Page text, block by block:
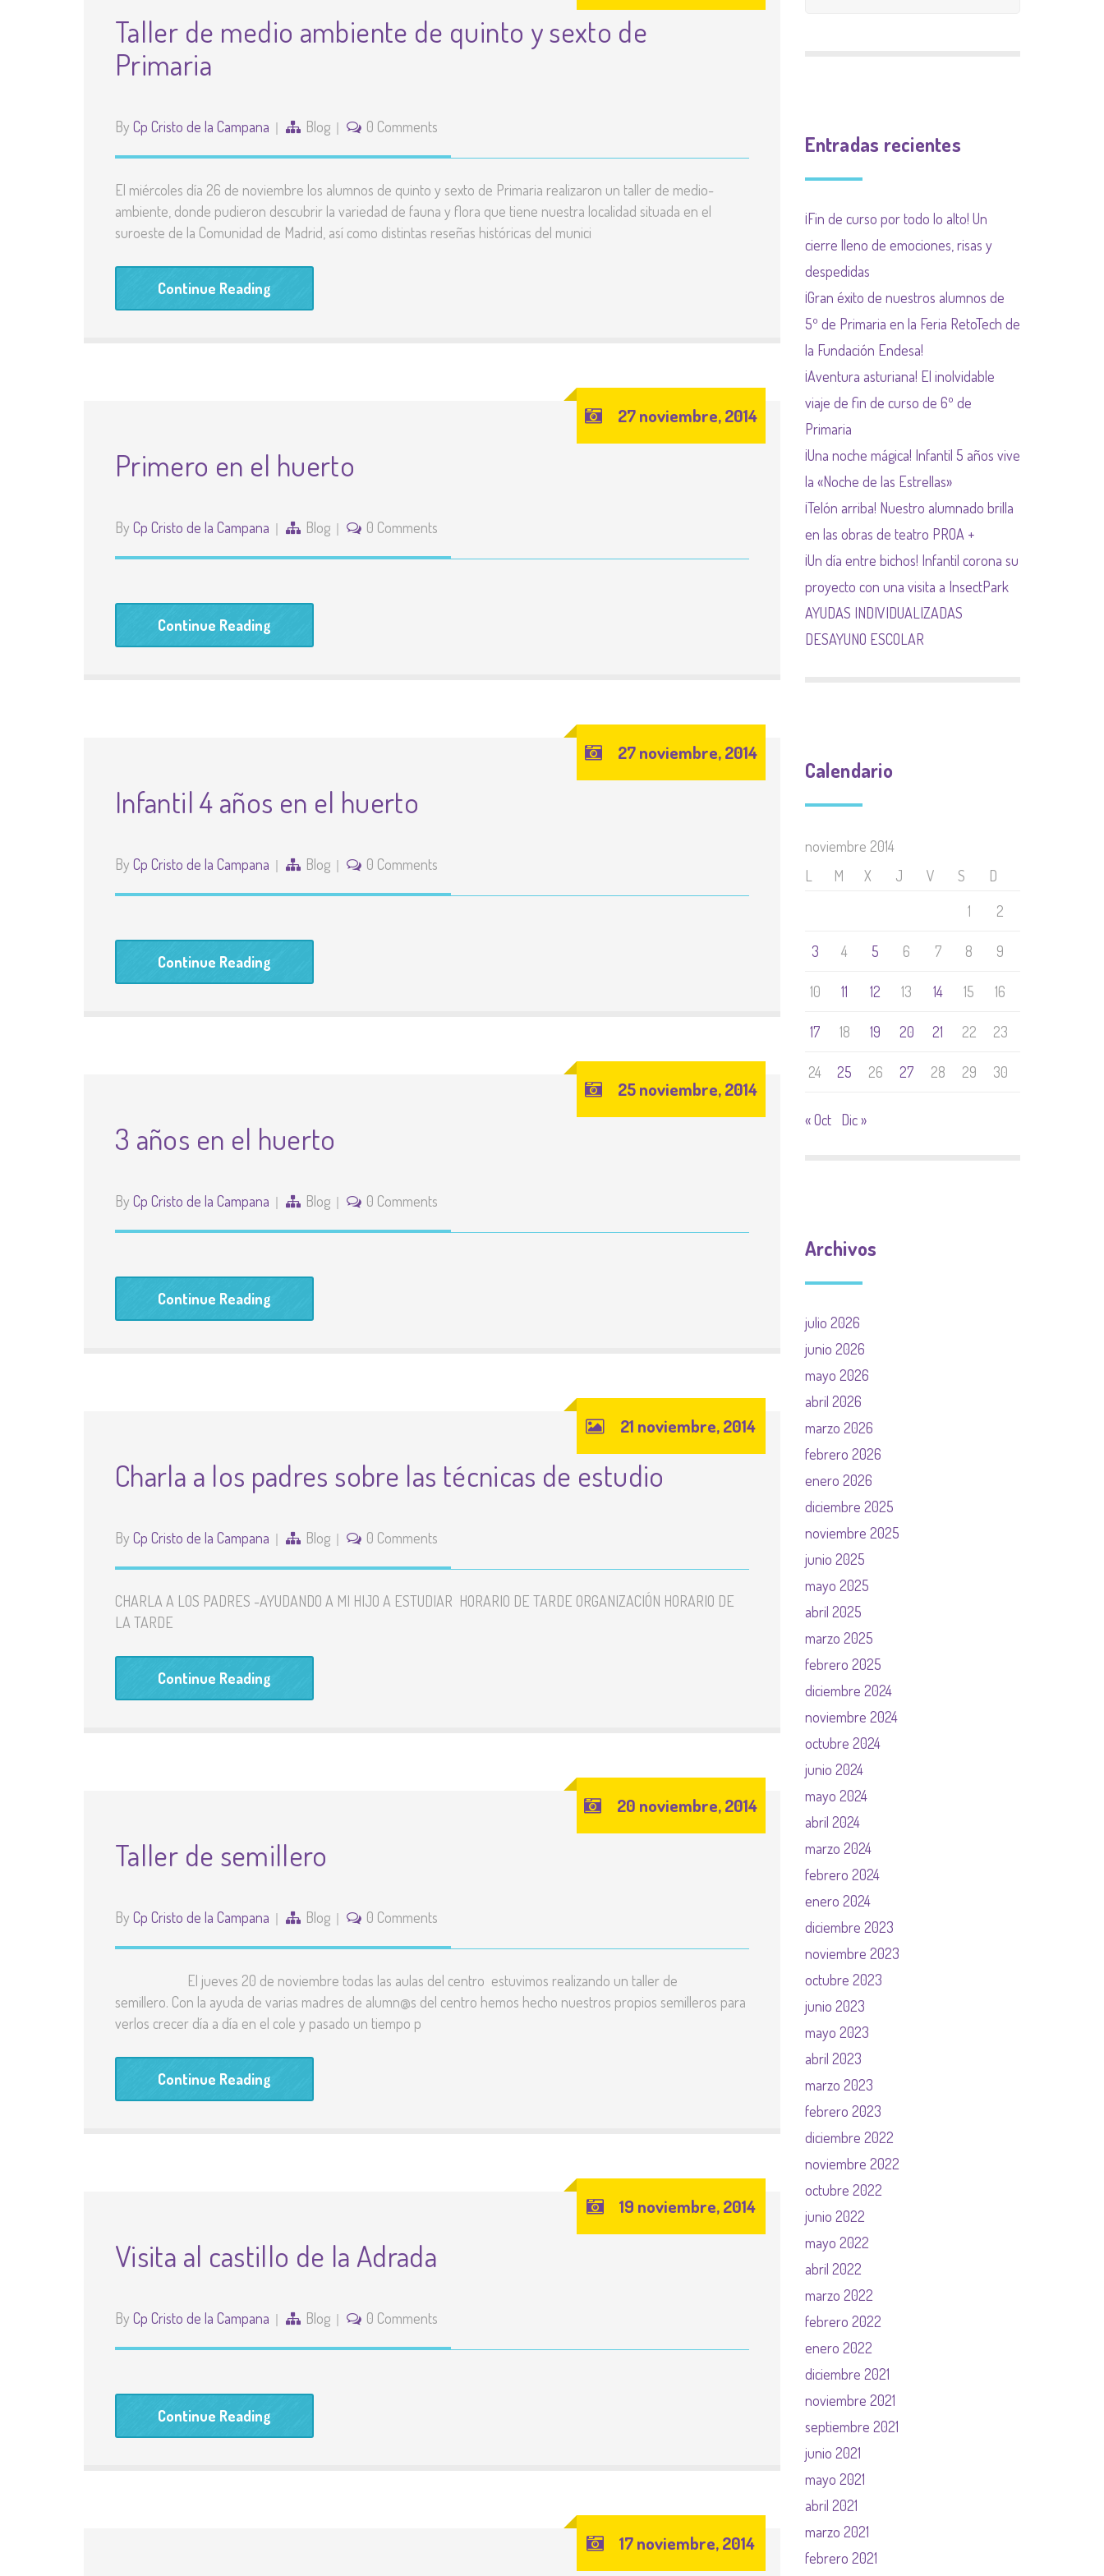
Enlaces
Actividades
educativos
de funcionamiento de
Listado y precio de
todas las actividades
CALIFICACIÓN
DE CENTRO
Plan Regional contra las
drogas de la
Comunidad de Madrid
NORMAS NETIQUETA
Taller de medio ambiente de quinto y sexto de
Primaria
By Cp Cristo de la Campana Blog 0 Comments
El miércoles día 26 de noviembre los alumnos de quinto y sexto de Primaria realizaron un taller de medio-
ambiente, donde pudieron descubrir la variedad de fauna y flora que tiene nuestra localidad situada en el
suroeste de la Comunidad de Madrid, así como distintas reseñas históricas del munici
Continue Reading
27 noviembre, 2014
Primero en el huerto
By Cp Cristo de la Campana Blog 0 Comments
Continue Reading
27 noviembre, 2014
Infantil 4 años en el huerto
By Cp Cristo de la Campana Blog 0 Comments
Continue Reading
25 noviembre, 2014
3 años en el huerto
By Cp Cristo de la Campana Blog 0 Comments
Continue Reading
21 noviembre, 2014
Charla a los padres sobre las técnicas de estudio
By Cp Cristo de la Campana Blog 0 Comments
CHARLA A LOS PADRES -AYUDANDO A MI HIJO A ESTUDIAR HORARIO DE TARDE ORGANIZACIÓN HORARIO DE
LA TARDE
Continue Reading
20 noviembre, 2014
Taller de semillero
By Cp Cristo de la Campana Blog 0 Comments
El jueves 20 de noviembre todas las aulas del centro estuvimos realizando un taller de
semillero. Con la ayuda de varias madres de alumn@s del centro hemos hecho nuestros propios semilleros para
verlos crecer día a día en el cole y pasado un tiempo p
Continue Reading
19 noviembre, 2014
Visita al castillo de la Adrada
By Cp Cristo de la Campana Blog 0 Comments
Continue Reading
17 noviembre, 2014
Entradas recientes
¡Fin de curso por todo lo alto! Un
cierre lleno de emociones, risas y
despedidas
¡Gran éxito de nuestros alumnos de
5º de Primaria en la Feria RetoTech de
la Fundación Endesa!
¡Aventura asturiana! El inolvidable
viaje de fin de curso de 6º de
Primaria
¡Una noche mágica! Infantil 5 años vive
la «Noche de las Estrellas»
¡Telón arriba! Nuestro alumnado brilla
en las obras de teatro PROA +
¡Un día entre bichos! Infantil corona su
proyecto con una visita a InsectPark
AYUDAS INDIVIDUALIZADAS
DESAYUNO ESCOLAR
Calendario
noviembre 2014
L
M X J V S
D
1
2
3 4 5 6 7 8 9
10 11 12 13 14 15 16
17 18 19 20 21 22 23
24 25 26 27 28 29 30
« Oct Dic »
Archivos
julio 2026
junio 2026
mayo 2026
abril 2026
marzo 2026
febrero 2026
enero 2026
diciembre 2025
noviembre 2025
junio 2025
mayo 2025
abril 2025
marzo 2025
febrero 2025
diciembre 2024
noviembre 2024
octubre 2024
junio 2024
mayo 2024
abril 2024
marzo 2024
febrero 2024
enero 2024
diciembre 2023
noviembre 2023
octubre 2023
junio 2023
mayo 2023
abril 2023
marzo 2023
febrero 2023
diciembre 2022
noviembre 2022
octubre 2022
junio 2022
mayo 2022
abril 2022
marzo 2022
febrero 2022
enero 2022
diciembre 2021
noviembre 2021
septiembre 2021
junio 2021
mayo 2021
abril 2021
marzo 2021
febrero 2021